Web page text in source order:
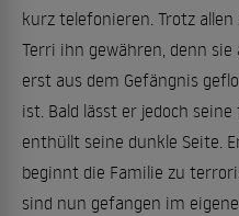
kurz telefonieren. Trotz
Terri ihn gewähren, denn
erst aus dem Gefängnis
ist. Bald lässt er jedoch
enthüllt seine dunkle Seite.
beginnt die Familie zu
sind nun gefangen im